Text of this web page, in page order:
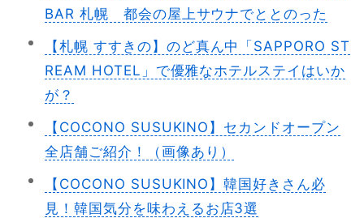
BAR 札幌 都会の屋上サウナでととのった
【札幌 すすきの】のど真ん中「SAPPORO ST
REAM HOTEL」で優雅なホテルステイはいか
が？
【COCONO SUSUKINO】セカンドオープン
全店舗ご紹介！（画像あり）
【COCONO SUSUKINO】韓国好きさん必
見！韓国気分を味わえるお店3選